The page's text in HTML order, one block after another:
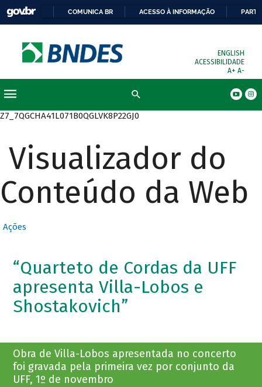
COMUNICA BR ACESSO À INFORMAÇÃO
ENGLISH
ACESSIBILIDADE
A+ A-
Z7_7QGCHA41L071B0QGLVK8P22GJ0
Visualizador do
Conteúdo da Web
Ações
“Quarteto de Cordas da UFF
apresenta Villa-Lobos e
Shostakovich”
Obra de Villa-Lobos apresentada no concerto
foi gravada pela primeira vez por conjunto da
UFF, 1º de novembro